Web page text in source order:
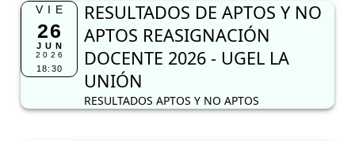
VIE
26
JUN
2026
18:30
RESULTADOS DE APTOS Y NO
APTOS REASIGNACIÓN
DOCENTE 2026 - UGEL LA
UNIÓN
RESULTADOS APTOS Y NO APTOS